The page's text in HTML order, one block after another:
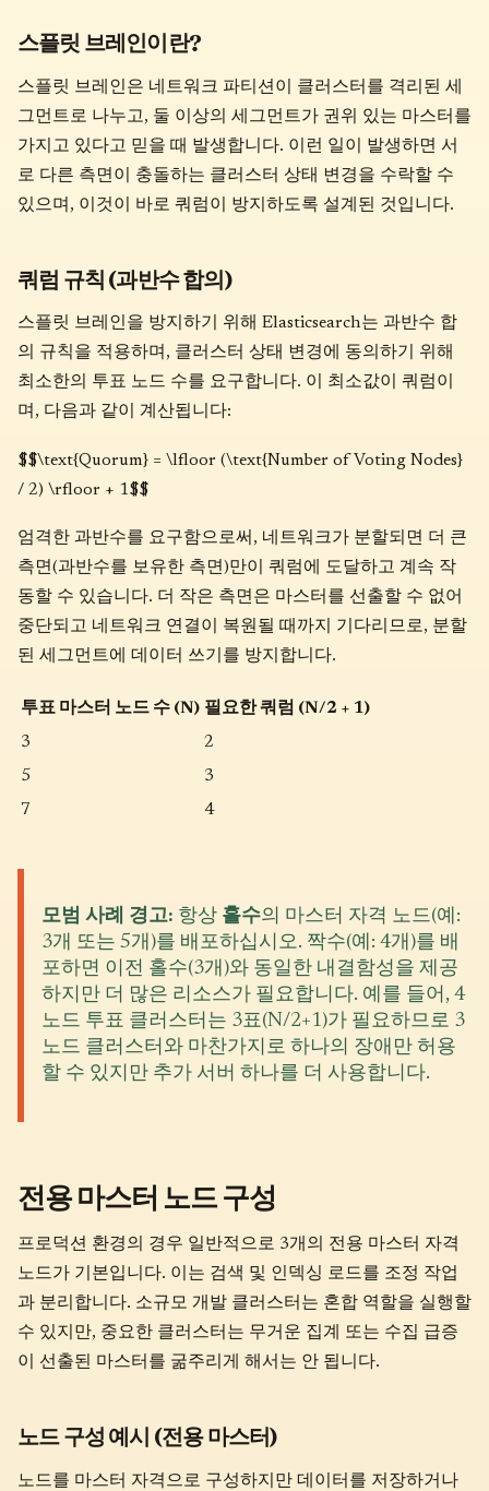
스플릿 브레인이란?
스플릿 브레인은 네트워크 파티션이 클러스터를 격리된 세
그먼트로 나누고, 둘 이상의 세그먼트가 권위 있는 마스터를
가지고 있다고 믿을 때 발생합니다. 이런 일이 발생하면 서
로 다른 측면이 충돌하는 클러스터 상태 변경을 수락할 수
있으며, 이것이 바로 쿼럼이 방지하도록 설계된 것입니다.
쿼럼 규칙 (과반수 합의)
스플릿 브레인을 방지하기 위해 Elasticsearch는 과반수 합
의 규칙을 적용하며, 클러스터 상태 변경에 동의하기 위해
최소한의 투표 노드 수를 요구합니다. 이 최소값이 쿼럼이
며, 다음과 같이 계산됩니다:
$$\text{Quorum} = \lfloor (\text{Number of Voting Nodes}
/ 2) \rfloor + 1$$
엄격한 과반수를 요구함으로써, 네트워크가 분할되면 더 큰
측면(과반수를 보유한 측면)만이 쿼럼에 도달하고 계속 작
동할 수 있습니다. 더 작은 측면은 마스터를 선출할 수 없어
중단되고 네트워크 연결이 복원될 때까지 기다리므로, 분할
된 세그먼트에 데이터 쓰기를 방지합니다.
투표 마스터 노드 수 (N) 필요한 쿼럼 (N/2 + 1)
3
2
5
3
7
4
모범 사례 경고: 항상 홀수의 마스터 자격 노드(예:
3개 또는 5개)를 배포하십시오. 짝수(예: 4개)를 배
포하면 이전 홀수(3개)와 동일한 내결함성을 제공
하지만 더 많은 리소스가 필요합니다. 예를 들어, 4
노드 투표 클러스터는 3표(N/2+1)가 필요하므로 3
노드 클러스터와 마찬가지로 하나의 장애만 허용
할 수 있지만 추가 서버 하나를 더 사용합니다.
전용 마스터 노드 구성
프로덕션 환경의 경우 일반적으로 3개의 전용 마스터 자격
노드가 기본입니다. 이는 검색 및 인덱싱 로드를 조정 작업
과 분리합니다. 소규모 개발 클러스터는 혼합 역할을 실행할
수 있지만, 중요한 클러스터는 무거운 집계 또는 수집 급증
이 선출된 마스터를 굶주리게 해서는 안 됩니다.
노드 구성 예시 (전용 마스터)
노드를 마스터 자격으로 구성하지만 데이터를 저장하거나